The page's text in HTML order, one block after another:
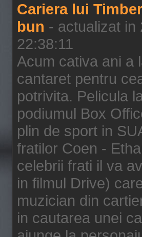
Cariera lui
bun - actualizat in
22:38:11
Acum cativa ani a
cantaret pentru
potrivita. Pelicula
podiumul Box
plin de sport in
fratilor Coen -
celebrii frati il va
in filmul Drive)
muzician din
in cautarea unei